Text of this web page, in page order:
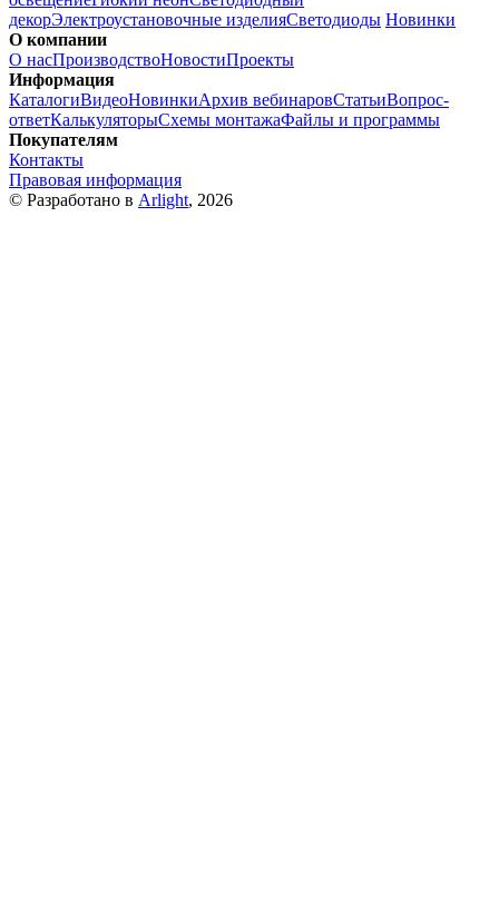
декорЭлектроустановочные изделияСветодиоды Новинки
О компании
О насПроизводствоНовостиПроекты
Информация
КаталогиВидеоНовинкиАрхив вебинаровСтатьиВопрос-
ответКалькуляторыСхемы монтажаФайлы и программы
Покупателям
Контакты
Правовая информация
© Разработано в Arlight, 2026